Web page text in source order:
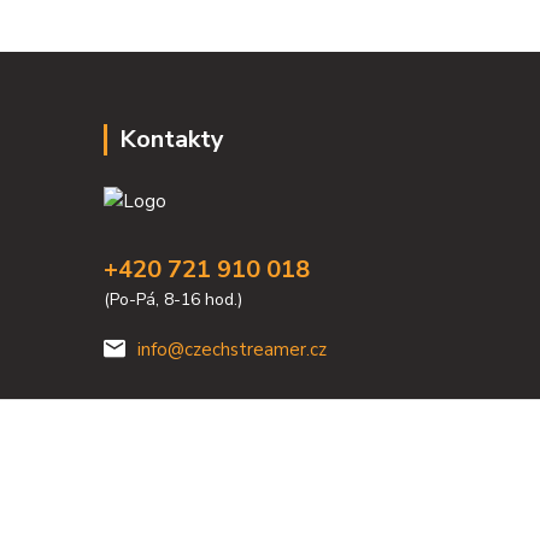
Kontakty
+420 721 910 018
(Po-Pá, 8-16 hod.)
info@czechstreamer.cz